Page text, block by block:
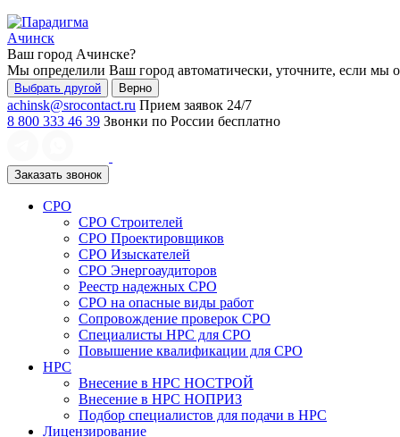
Ачинск
Ваш город Ачинске?
Мы определили Ваш город автоматически, уточните, если мы
Выбрать другой Верно
achinsk@srocontact.ru Прием заявок 24/7
8 800 333 46 39 Звонки по России бесплатно
Заказать звонок
СРО
СРО Строителей
СРО Проектировщиков
СРО Изыскателей
СРО Энергоаудиторов
Реестр надежных СРО
СРО на опасные виды работ
Сопровождение проверок СРО
Специалисты НРС для СРО
Повышение квалификации для СРО
НРС
Внесение в НРС НОСТРОЙ
Внесение в НРС НОПРИЗ
Подбор специалистов для подачи в НРС
Лицензирование